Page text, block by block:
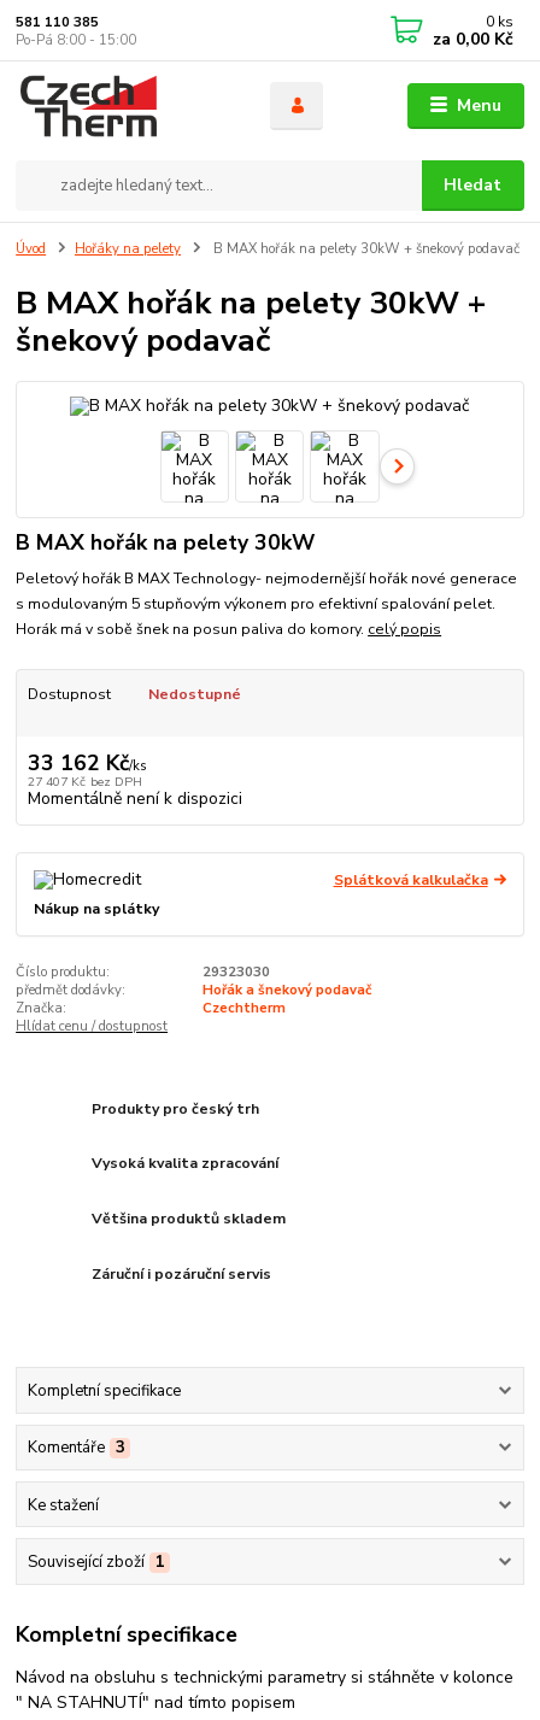
Menu
Hledat
581 110 385
Po-Pá 8:00 - 15:00
0 ks
za 0,00 Kč
Úvod Hořáky na pelety B MAX hořák na pelety 30kW + šnekový podavač
B MAX hořák na pelety 30kW +
šnekový podavač
B MAX hořák na pelety 30kW
Peletový hořák B MAX Technology- nejmodernější hořák nové generace
s modulovaným 5 stupňovým výkonem pro efektivní spalování pelet.
Horák má v sobě šnek na posun paliva do komory. celý popis
Dostupnost Nedostupné
33 162 Kč/ks
27 407 Kč bez DPH
Momentálně není k dispozici
Splátková kalkulačka
Nákup na splátky
Číslo produktu:
29323030
předmět dodávky:
Hořák a šnekový podavač
Značka:
Czechtherm
Hlídat cenu / dostupnost
Produkty pro český trh
Vysoká kvalita zpracování
Většina produktů skladem
Záruční i pozáruční servis
Kompletní specifikace
Komentáře 3
Ke stažení
Související zboží 1
Kompletní specifikace
Návod na obsluhu s technickými parametry si stáhněte v kolonce
" NA STAHNUTÍ" nad tímto popisem